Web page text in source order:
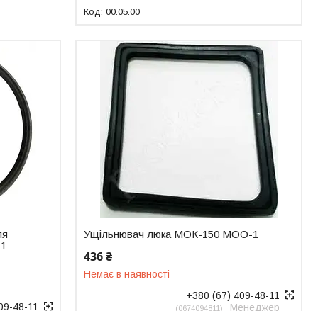
00.05.00
48-11
Ущільнювач люка МОК-150 МОО-1
436 ₴
Немає в наявності
+380 (67) 409-48-11
0674094811 Менеджер